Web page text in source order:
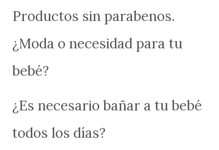
Productos sin parabenos.
¿Moda o necesidad para tu
bebé?
¿Es necesario bañar a tu bebé
todos los días?